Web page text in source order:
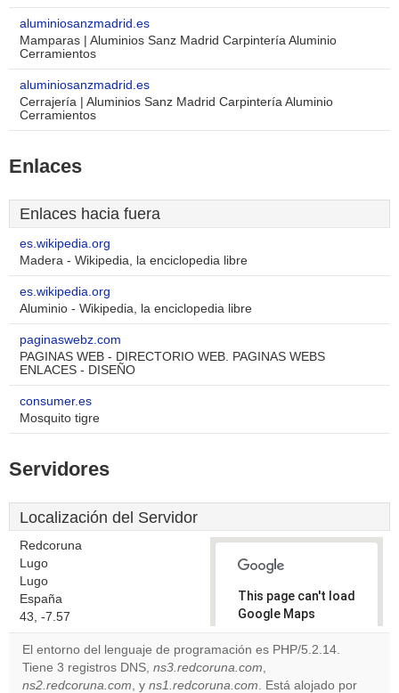
aluminiosanzmadrid.es
Mamparas | Aluminios Sanz Madrid Carpintería Aluminio
Cerramientos
aluminiosanzmadrid.es
Cerrajería | Aluminios Sanz Madrid Carpintería Aluminio
Cerramientos
Enlaces
Enlaces hacia fuera
es.wikipedia.org
Madera - Wikipedia, la enciclopedia libre
es.wikipedia.org
Aluminio - Wikipedia, la enciclopedia libre
paginaswebz.com
PAGINAS WEB - DIRECTORIO WEB. PAGINAS WEBS
ENLACES - DISEÑO
consumer.es
Mosquito tigre
Servidores
Localización del Servidor
Redcoruna
Lugo
Lugo
España
43, -7.57
This page can't load
Google Maps
correctly.
Do you
own this
OK
El entorno del lenguaje de programación es PHP/5.2.14.
Tiene 3 registros DNS, ns3.redcoruna.com,
ns2.redcoruna.com, y ns1.redcoruna.com. Está alojado por